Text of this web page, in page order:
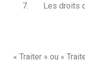
Les droits
« Traiter » ou «